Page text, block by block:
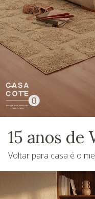
15 anos de
Voltar para casa é o